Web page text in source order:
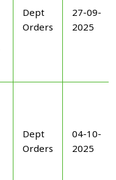
Dept
Orders
27-09-
2025
Dept
Orders
04-10-
2025